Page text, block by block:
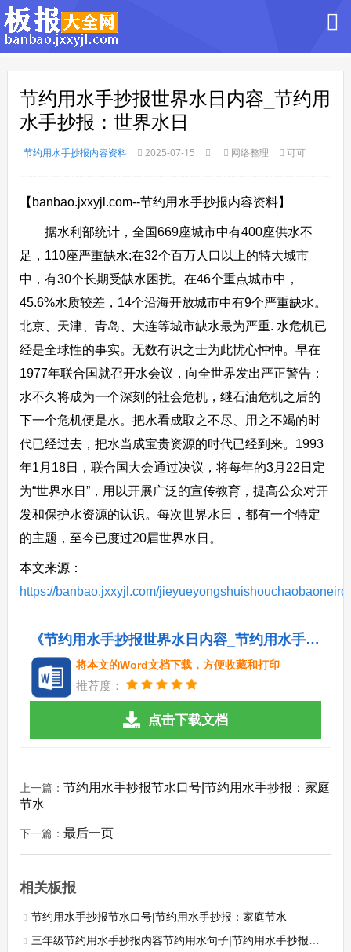
节约用水手抄报世界水日内容_节约用
水手抄报：世界水日
节约用水手抄报内容资料 2025-07-15 网络整理 可可
【banbao.jxxyjl.com--节约用水手抄报内容资料】
据水利部统计，全国669座城市中有400座供水不
足，110座严重缺水;在32个百万人口以上的特大城市
中，有30个长期受缺水困扰。在46个重点城市中，
45.6%水质较差，14个沿海开放城市中有9个严重缺水。
北京、天津、青岛、大连等城市缺水最为严重. 水危机已
经是全球性的事实。无数有识之士为此忧心忡忡。早在
1977年联合国就召开水会议，向全世界发出严正警告：
水不久将成为一个深刻的社会危机，继石油危机之后的
下一个危机便是水。把水看成取之不尽、用之不竭的时
代已经过去，把水当成宝贵资源的时代已经到来。1993
年1月18日，联合国大会通过决议，将每年的3月22日定
为“世界水日”，用以开展广泛的宣传教育，提高公众对开
发和保护水资源的认识。每次世界水日，都有一个特定
的主题，至今已度过20届世界水日。
本文来源：
https://banbao.jxxyjl.com/
《节约用水手抄报世界水日内容_节约用水手抄报：世界水日.doc》
将本文的Word文档下载，方便收藏和打印
推荐度：
点击下载文档
上一篇： 节约用水手抄报节水口号|节约用水手抄报：家庭
节水
下一篇： 最后一页
相关板报
节约用水手抄报节水口号|节约用水手抄报：家庭节水
三年级节约用水手抄报内容节约用水句子|节约用水手抄报：节约用水标语